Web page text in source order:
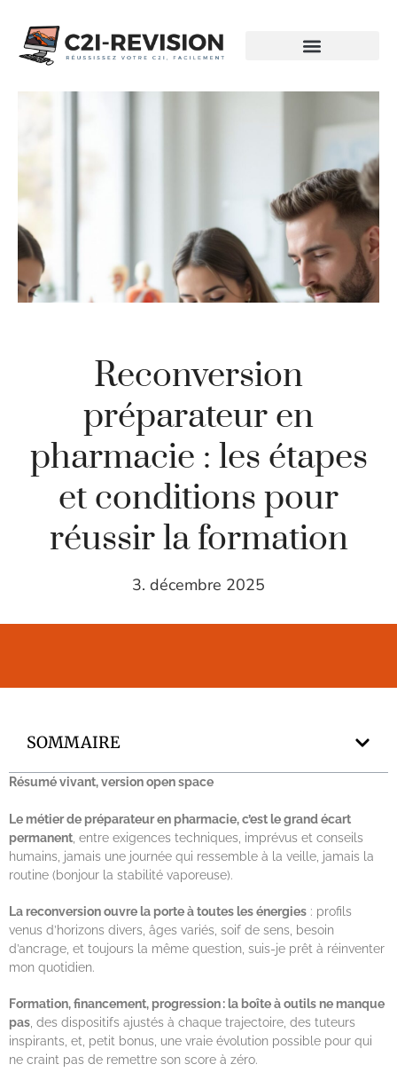
Reconversion
préparateur en
pharmacie : les étapes
et conditions pour
réussir la formation
3. décembre 2025
SOMMAIRE
Résumé vivant, version open space
Le métier de préparateur en pharmacie, c’est le grand écart
permanent , entre exigences techniques, imprévus et conseils
humains, jamais une journée qui ressemble à la veille, jamais la
routine (bonjour la stabilité vaporeuse).
La reconversion ouvre la porte à toutes les énergies : profils
venus d’horizons divers, âges variés, soif de sens, besoin
d’ancrage, et toujours la même question, suis-je prêt à réinventer
mon quotidien.
Formation, financement, progression : la boîte à outils ne manque
pas , des dispositifs ajustés à chaque trajectoire, des tuteurs
inspirants, et, petit bonus, une vraie évolution possible pour qui
ne craint pas de remettre son score à zéro.